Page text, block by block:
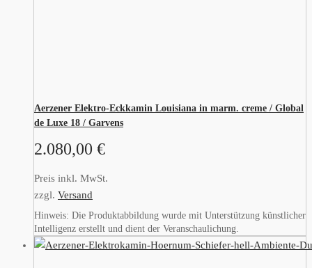
Aerzener Elektro-Eckkamin Louisiana in marm. creme / Global
de Luxe 18 / Garvens
2.080,00 €
Preis inkl. MwSt.
zzgl. Versand
Hinweis: Die Produktabbildung wurde mit Unterstützung künstlicher
Intelligenz erstellt und dient der Veranschaulichung.